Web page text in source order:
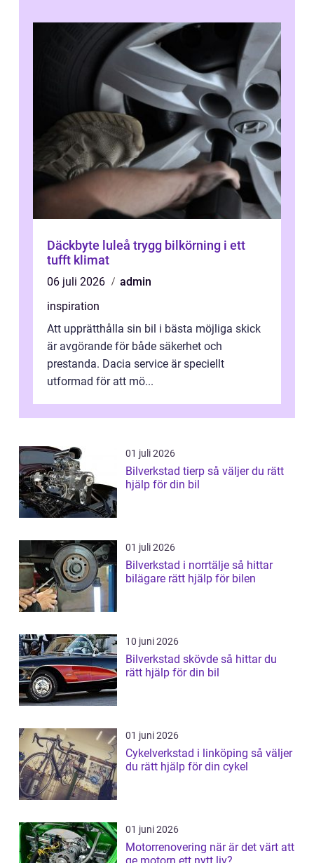
Däckbyte luleå trygg bilkörning i ett
tufft klimat
06 juli 2026
admin
inspiration
Att upprätthålla sin bil i bästa möjliga skick
är avgörande för både säkerhet och
prestanda. Dacia service är speciellt
utformad för att mö...
01 juli 2026
Bilverkstad tierp så väljer du rätt
hjälp för din bil
01 juli 2026
Bilverkstad i norrtälje så hittar
bilägare rätt hjälp för bilen
10 juni 2026
Bilverkstad skövde så hittar du
rätt hjälp för din bil
01 juni 2026
Cykelverkstad i linköping så väljer
du rätt hjälp för din cykel
01 juni 2026
Motorrenovering när är det värt att